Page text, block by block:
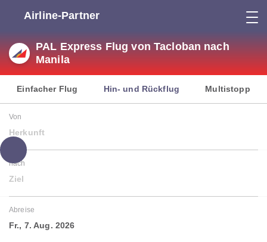
Airline-Partner
PAL Express Flug von Tacloban nach
Manila
Einfacher Flug Hin- und Rückflug Multistopp
Von
Herkunft
nach
Ziel
Abreise
Fr., 7. Aug. 2026